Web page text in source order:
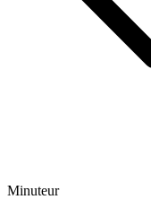
Minuteur